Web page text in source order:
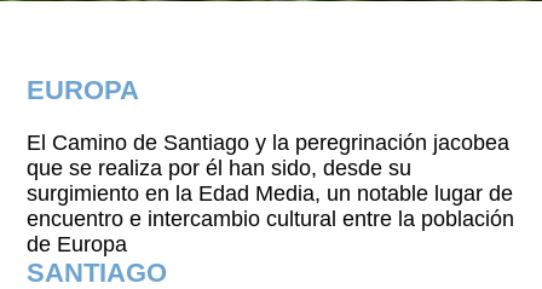
EUROPA
El Camino de Santiago y la peregrinación jacobea
que se realiza por él han sido, desde su
surgimiento en la Edad Media, un notable lugar de
encuentro e intercambio cultural entre la población
de Europa
SANTIAGO